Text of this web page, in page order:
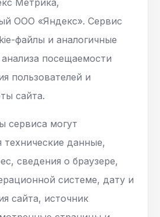
Метрика,
ООО «Яндекс». Сервис
файлы и аналогичные
посещаемости
пользователей и
сайта.
сервиса могут
технические данные,
сведения о браузере,
системе, дату и
сайта, источник